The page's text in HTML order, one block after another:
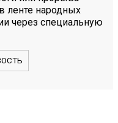
ленте народных
через специальную